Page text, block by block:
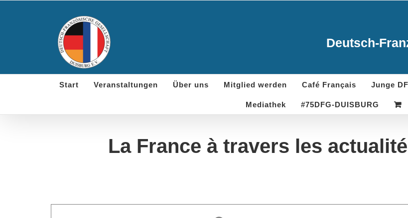
Deutsch-
Start Veranstaltungen Über uns Mitglied werden Café Français Junge
Mediathek #75DFG-DUISBURG
La France à travers les